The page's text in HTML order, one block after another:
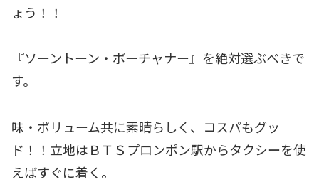
ょう！！
『ソーントーン・ポーチャナー』を絶対選ぶべきで
す。
味・ボリューム共に素晴らしく、コスパもグッ
ド！！立地はＢＴＳプロンポン駅からタクシーを使
えばすぐに着く。